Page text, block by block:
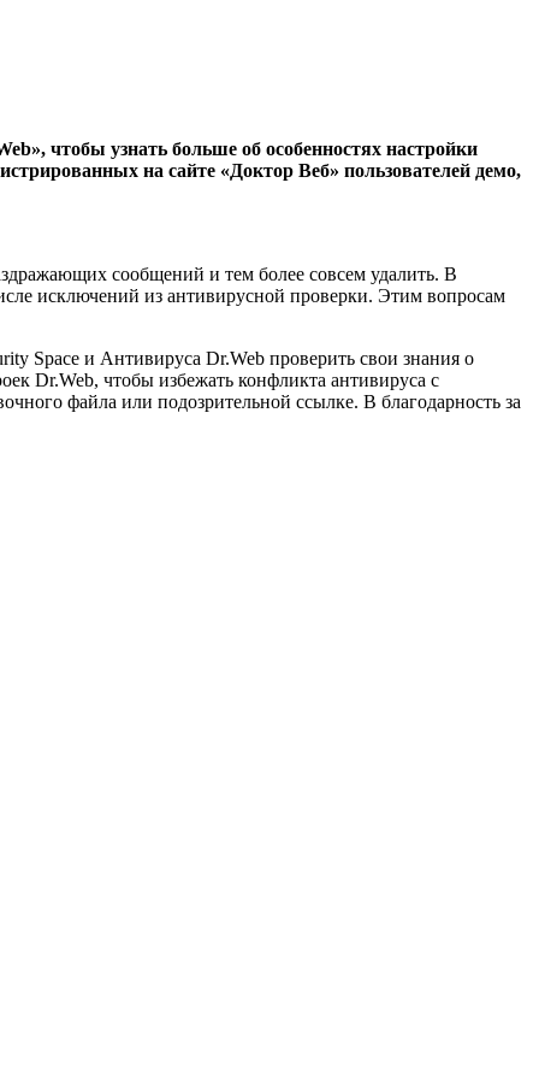
чтобы узнать больше об особенностях настройки
на сайте «Доктор Веб» пользователей демо,
сообщений и тем более совсем удалить. В
исключений из антивирусной проверки. Этим вопросам
Space и Антивируса Dr.Web проверить свои знания о
Dr.Web, чтобы избежать конфликта антивируса с
файла или подозрительной ссылке. В благодарность за